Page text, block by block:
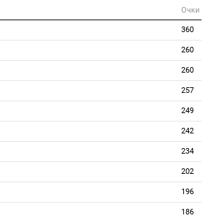
Очки
360
260
260
257
249
242
234
202
196
186